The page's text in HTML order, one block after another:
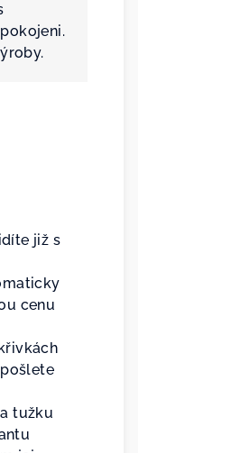
již s
cenu
tužku